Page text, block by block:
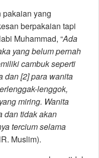
pakaian yang
berpakaian tapi
Muhammad, “Ada
yang belum pernah
cambuk seperti
dan [2] para wanita
lenggok,
miring. Wanita
dan tidak akan
tercium selama
Muslim).